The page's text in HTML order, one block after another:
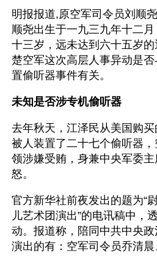
明报报道,原空军司令员刘顺
顺尧出生于一九三九年十二
十三岁，远未达到六十五岁
楚空军这次高层人事异动是
置偷听器事件有关。
未知是否涉专机偷听器
去年秋天，江泽民从美国购买
被人装置了二十七个偷听器
领涉嫌受贿，身兼中央军委
怒。
官方新华社前夜发出的题为“
儿艺术团演出”的电讯稿中，
动。报道称，陪同中共中央
演出的有：空军司令员乔清晨